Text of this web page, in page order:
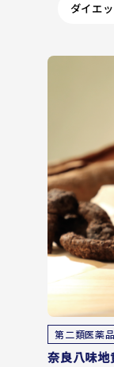
ダイエ
第二類医薬品
奈良八味地